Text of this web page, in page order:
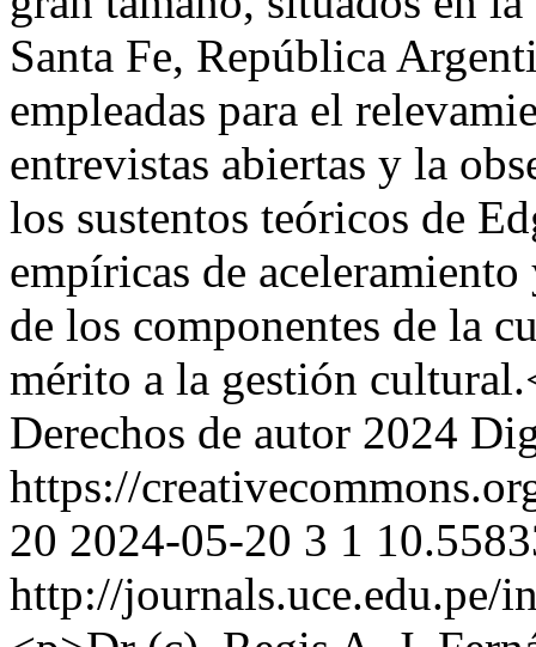
Santa Fe, República
empleadas para el
entrevistas abiertas y la
los sustentos teóricos de
empíricas de
de los componentes de la
mérito a la gestión
Derechos de autor 2024
https://
20 2024-05-20 3 1
http://journals.uce.edu.pe/